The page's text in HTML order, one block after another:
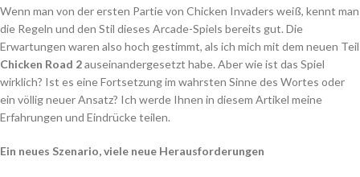
Wenn man von der ersten Partie von Chicken Invaders weiß, kennt man
die Regeln und den Stil dieses Arcade-Spiels bereits gut. Die
Erwartungen waren also hoch gestimmt, als ich mich mit dem neuen Teil
Chicken Road 2auseinandergesetzt habe. Aber wie ist das Spiel
wirklich? Ist es eine Fortsetzung im wahrsten Sinne des Wortes oder
ein völlig neuer Ansatz? Ich werde Ihnen in diesem Artikel meine
Erfahrungen und Eindrücke teilen.
Ein neues Szenario, viele neue Herausforderungen